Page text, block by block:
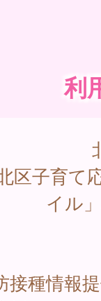
利
区子育て
イル
種情報